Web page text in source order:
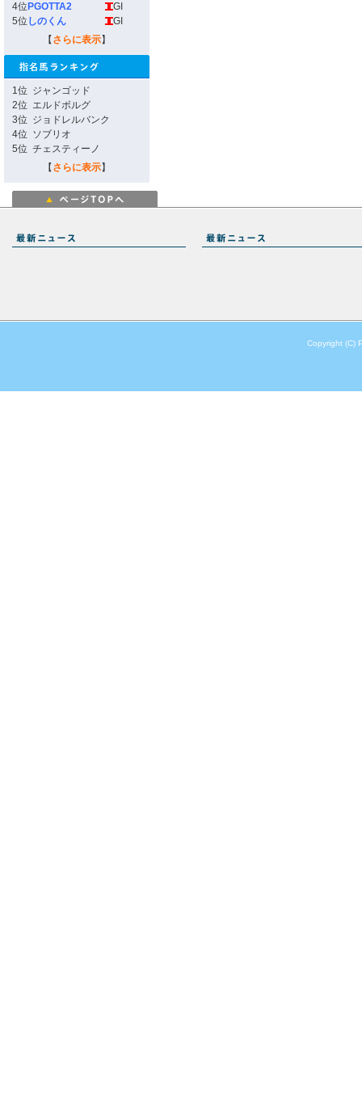
4位 PGOTTA2
GI
5位 しのくん
GI
【 さらに表示】
1位 ジャンゴッド
2位 エルドボルグ
3位 ジョドレルバンク
4位 ソブリオ
5位 チェスティーノ
【 さらに表示】
Copyright (C)